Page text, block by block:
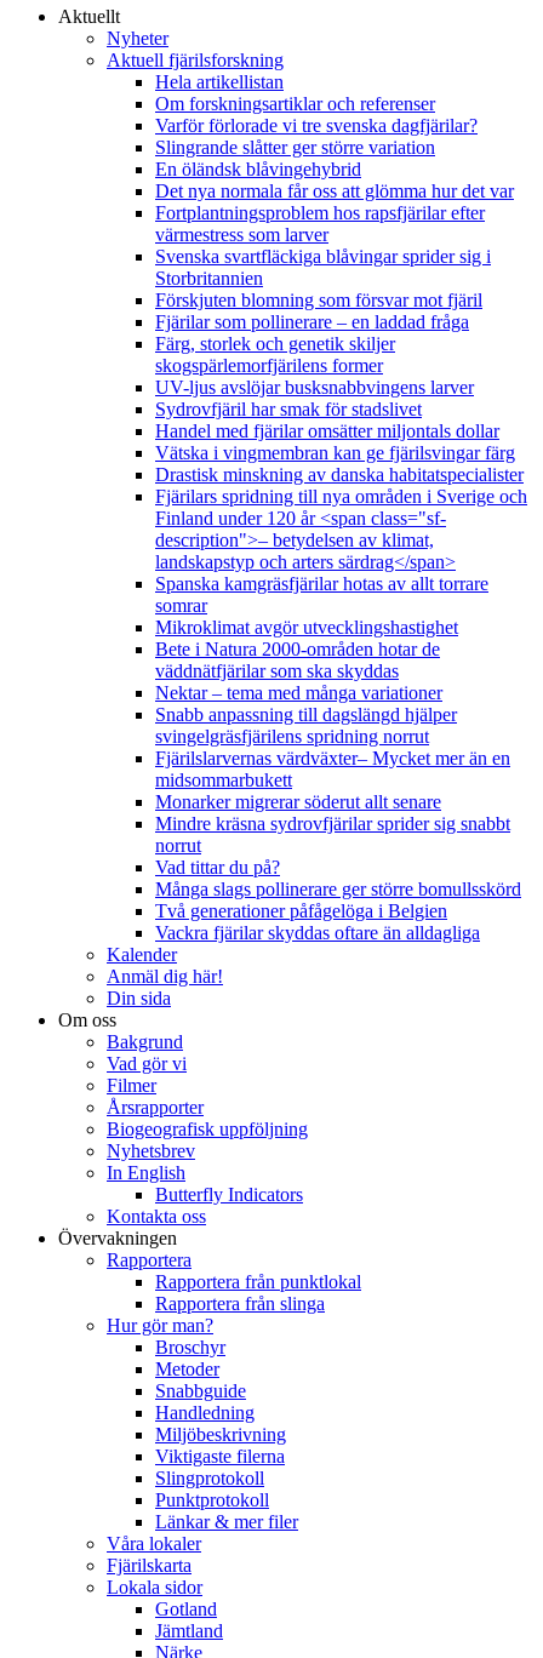
Aktuellt
Nyheter
Aktuell fjärilsforskning
Hela artikellistan
Om forskningsartiklar och referenser
Varför förlorade vi tre svenska dagfjärilar?
Slingrande slåtter ger större variation
En öländsk blåvingehybrid
Det nya normala får oss att glömma hur det var
Fortplantningsproblem hos rapsfjärilar efter
värmestress som larver
Svenska svartfläckiga blåvingar sprider sig i
Storbritannien
Förskjuten blomning som försvar mot fjäril
Fjärilar som pollinerare – en laddad fråga
Färg, storlek och genetik skiljer
skogspärlemorfjärilens former
UV-ljus avslöjar busksnabbvingens larver
Sydrovfjäril har smak för stadslivet
Handel med fjärilar omsätter miljontals dollar
Vätska i vingmembran kan ge fjärilsvingar färg
Drastisk minskning av danska habitatspecialister
Fjärilars spridning till nya områden i Sverige och
Finland under 120 år <span class="sf-
description">– betydelsen av klimat,
landskapstyp och arters särdrag</span>
Spanska kamgräsfjärilar hotas av allt torrare
somrar
Mikroklimat avgör utvecklingshastighet
Bete i Natura 2000-områden hotar de
väddnätfjärilar som ska skyddas
Nektar – tema med många variationer
Snabb anpassning till dagslängd hjälper
svingelgräsfjärilens spridning norrut
Fjärilslarvernas värdväxter– Mycket mer än en
midsommarbukett
Monarker migrerar söderut allt senare
Mindre kräsna sydrovfjärilar sprider sig snabbt
norrut
Vad tittar du på?
Många slags pollinerare ger större bomullsskörd
Två generationer påfågelöga i Belgien
Vackra fjärilar skyddas oftare än alldagliga
Kalender
Anmäl dig här!
Din sida
Om oss
Bakgrund
Vad gör vi
Filmer
Årsrapporter
Biogeografisk uppföljning
Nyhetsbrev
In English
Butterfly Indicators
Kontakta oss
Övervakningen
Rapportera
Rapportera från punktlokal
Rapportera från slinga
Hur gör man?
Broschyr
Metoder
Snabbguide
Handledning
Miljöbeskrivning
Viktigaste filerna
Slingprotokoll
Punktprotokoll
Länkar & mer filer
Våra lokaler
Fjärilskarta
Lokala sidor
Gotland
Jämtland
Närke